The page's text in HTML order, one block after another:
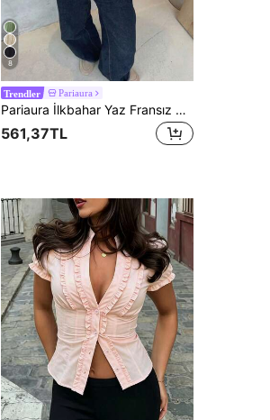
8
Trendler Pariaura
Pariaura İlkbahar Yaz Fransız Siyah Dantel Süslemeli Bluz, V Yaka Dekolteli Bel Kesimli Kısa Kollu Dokulu Peplum Üst
561,37TL